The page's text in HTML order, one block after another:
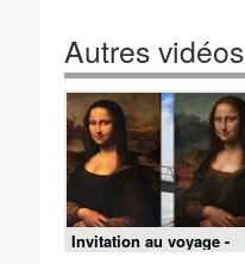
Autres vidéos
Invitation au voyage -
22/06/2026 - En